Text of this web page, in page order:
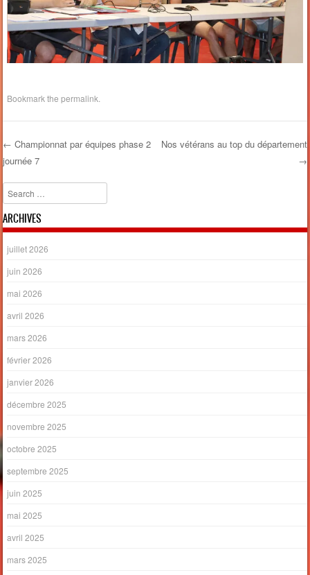
Bookmark thepermalink
Post navigation
← Championnat par équipes phase 2
journée 7
Nos vétérans au top du département
→
Search
ARCHIVES
juillet 2026
juin 2026
mai 2026
avril 2026
mars 2026
février 2026
janvier 2026
décembre 2025
novembre 2025
octobre 2025
septembre 2025
juin 2025
mai 2025
avril 2025
mars 2025